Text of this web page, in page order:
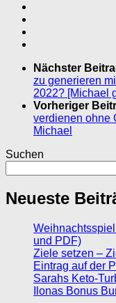
Nächster
zu generieren
2022? [Michael
Vorheriger
verdienen ohne
Michael
Suchen
Neueste
und PDF)
Ziele setzen –
Eintrag auf der
Sarahs Keto-
Ilonas Bonus